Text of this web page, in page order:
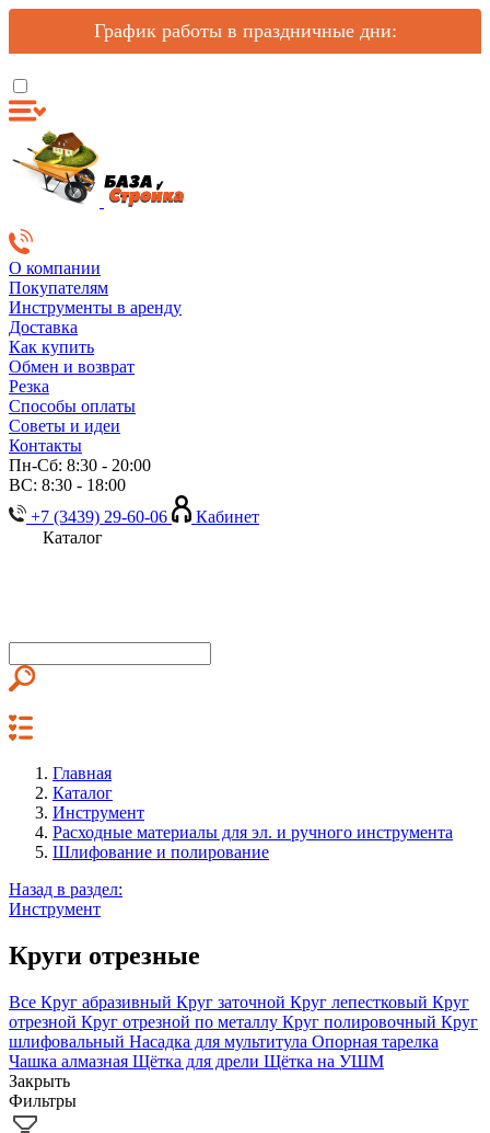
График работы в праздничные дни:
О компании
Покупателям
Инструменты в аренду
Доставка
Как купить
Обмен и возврат
Резка
Способы оплаты
Советы и идеи
Контакты
Пн-Сб: 8:30 - 20:00
ВС: 8:30 - 18:00
+7 (3439) 29-60-06
Кабинет
Каталог
Главная
Каталог
Инструмент
Расходные материалы для эл. и ручного инструмента
Шлифование и полирование
Назад в раздел:
Инструмент
Круги отрезные
Все Круг абразивный Круг заточной Круг лепестковый Круг
отрезной Круг отрезной по металлу Круг полировочный Круг
шлифовальный Насадка для мультитула Опорная тарелка
Чашка алмазная Щётка для дрели Щётка на УШМ
Закрыть
Фильтры